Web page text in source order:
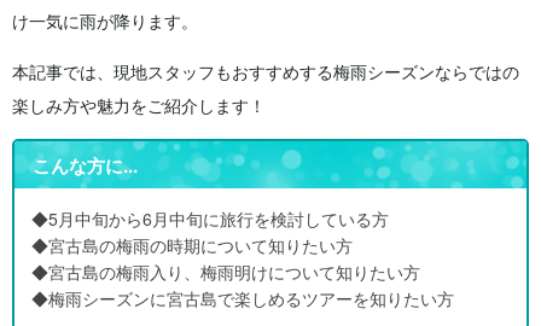
け一気に雨が降ります。
本記事では、現地スタッフもおすすめする梅雨シーズンならではの
楽しみ方や魅力をご紹介します！
こんな方に...
◆5月中旬から6月中旬に旅行を検討している方
◆宮古島の梅雨の時期について知りたい方
◆宮古島の梅雨入り、梅雨明けについて知りたい方
◆梅雨シーズンに宮古島で楽しめるツアーを知りたい方